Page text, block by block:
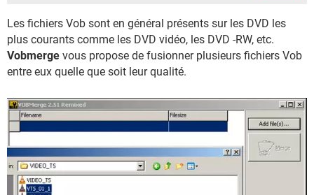
Les fichiers Vob sont en général présents sur les DVD les
plus courants comme les DVD vidéo, les DVD -RW, etc.
Vobmerge vous propose de fusionner plusieurs fichiers Vob
entre eux quelle que soit leur qualité.